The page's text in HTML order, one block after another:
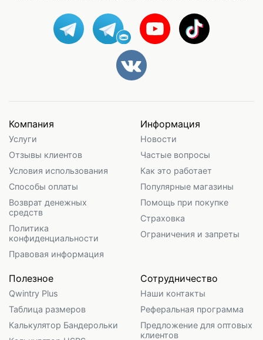
Компания
Услуги
Отзывы клиентов
Условия использования
Способы оплаты
Возврат денежных
средств
Политика
конфиденциальности
Правовая информация
Информация
Новости
Частые вопросы
Как это работает
Популярные магазины
Помощь при покупке
Страховка
Ограничения и запреты
Полезное
Qwintry Plus
Таблица размеров
Калькулятор Бандерольки
Сотрудничество
Наши контакты
Реферальная программа
Предложение для оптовых
клиентов